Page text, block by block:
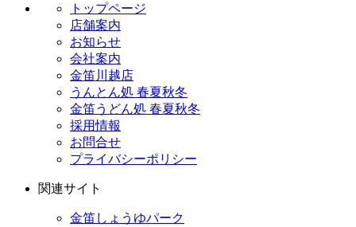
トップページ
店舗案内
お知らせ
会社案内
金笛川越店
うんとん処 春夏秋冬
金笛うどん処 春夏秋冬
採用情報
お問合せ
プライバシーポリシー
関連サイト
金笛しょうゆパーク